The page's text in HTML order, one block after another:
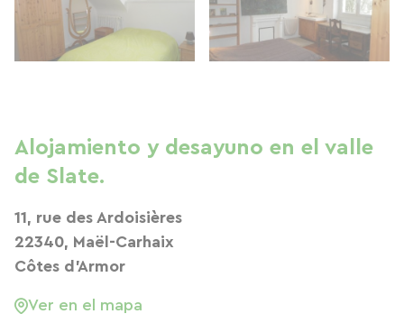
Alojamiento y desayuno en el valle
de Slate.
11, rue des Ardoisières
22340, Maël-Carhaix
Côtes d'Armor
Ver en el mapa